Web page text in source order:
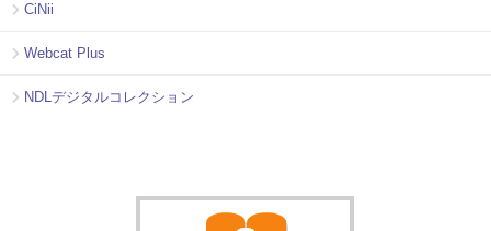
CiNii
Webcat Plus
NDLデジタルコレクション